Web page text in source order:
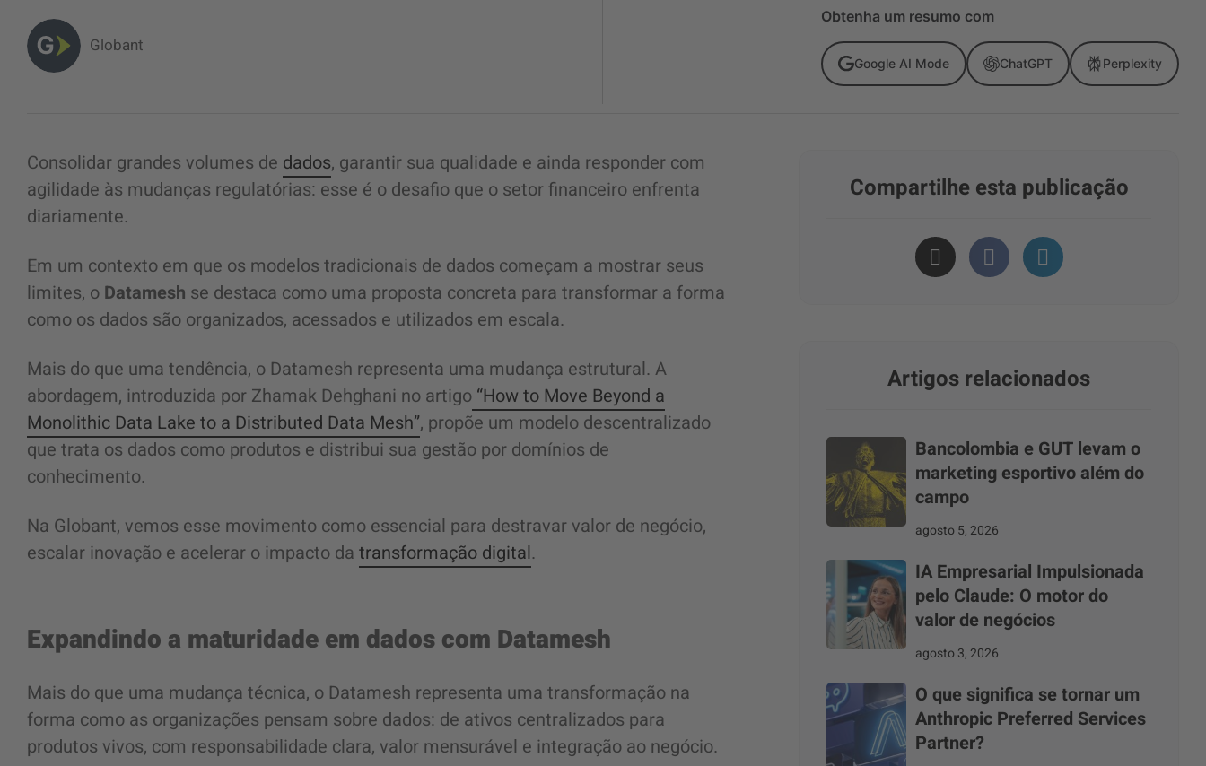
Globant
Obtenha um resumo com
Google AI Mode ChatGPT Perplexity
Consolidar grandes volumes de dados, garantir sua qualidade e ainda responder com
agilidade às mudanças regulatórias: esse é o desafio que o setor financeiro enfrenta
diariamente.
Em um contexto em que os modelos tradicionais de dados começam a mostrar seus
limites, o Datamesh se destaca como uma proposta concreta para transformar a forma
como os dados são organizados, acessados e utilizados em escala.
Mais do que uma tendência, o Datamesh representa uma mudança estrutural. A
abordagem, introduzida por Zhamak Dehghani no artigo “How to Move Beyond a
Monolithic Data Lake to a Distributed Data Mesh”, propõe um modelo descentralizado
que trata os dados como produtos e distribui sua gestão por domínios de
conhecimento.
Na Globant, vemos esse movimento como essencial para destravar valor de negócio,
escalar inovação e acelerar o impacto da transformação digital.
Expandindo a maturidade em dados com Datamesh
Mais do que uma mudança técnica, o Datamesh representa uma transformação na
forma como as organizações pensam sobre dados: de ativos centralizados para
produtos vivos, com responsabilidade clara, valor mensurável e integração ao negócio.
Compartilhe esta publicação
Artigos relacionados
Bancolombia e GUT levam o
marketing esportivo além do
campo
agosto 5, 2026
IA Empresarial Impulsionada
pelo Claude: O motor do
valor de negócios
agosto 3, 2026
O que significa se tornar um
Anthropic Preferred Services
Partner?